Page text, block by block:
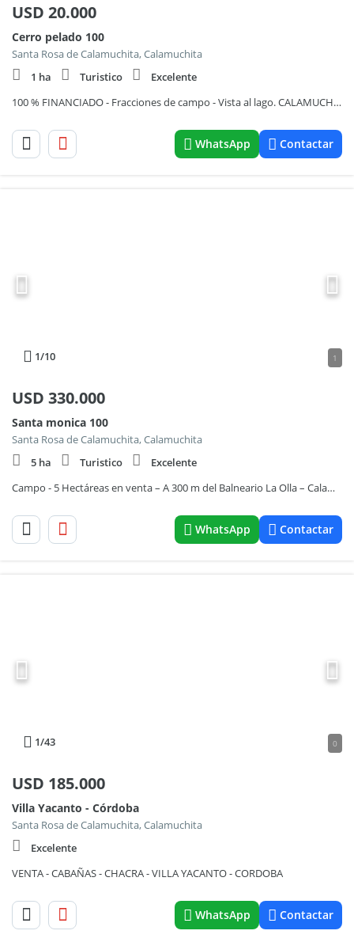
USD 20.000
Cerro pelado 100
Santa Rosa de Calamuchita, Calamuchita
1 ha
Turistico
Excelente
100 % FINANCIADO - Fracciones de campo - Vista al lago. CALAMUCHITA(Cód. 3114)
WhatsApp Contactar
1/10 1
USD 330.000
Santa monica 100
Santa Rosa de Calamuchita, Calamuchita
5 ha
Turistico
Excelente
Campo - 5 Hectáreas en venta – A 300 m del Balneario La Olla – Calamuchita – Cód: (3117)
WhatsApp Contactar
1/43 0
USD 185.000
Villa Yacanto - Córdoba
Santa Rosa de Calamuchita, Calamuchita
Excelente
VENTA - CABAÑAS - CHACRA - VILLA YACANTO - CORDOBA
WhatsApp Contactar